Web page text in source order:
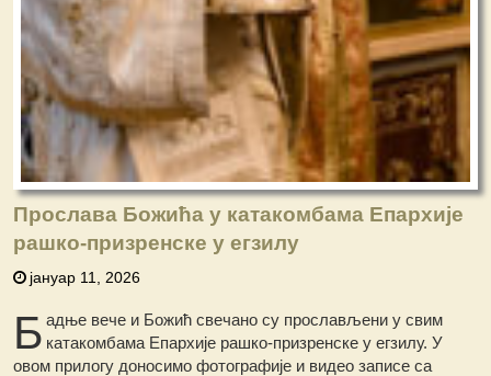
Прослава Божића у катакомбама Епархије
рашко-призренске у егзилу
јануар 11, 2026
Б адње вече и Божић свечано су прослављени у свим
катакомбама Епархије рашко-призренске у егзилу. У
овом прилогу доносимо фотографије и видео записе са